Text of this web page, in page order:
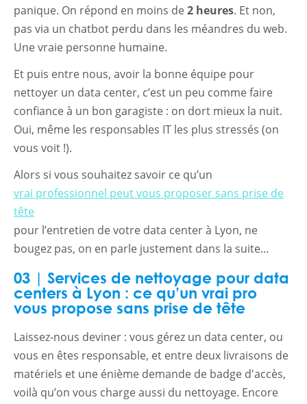
panique. On répond en moins de 2 heures. Et non,
pas via un chatbot perdu dans les méandres du web.
Une vraie personne humaine.
Et puis entre nous, avoir la bonne équipe pour
nettoyer un data center, c’est un peu comme faire
confiance à un bon garagiste : on dort mieux la nuit.
Oui, même les responsables IT les plus stressés (on
vous voit !).
Alors si vous souhaitez savoir ce qu’un
vrai professionnel peut vous proposer sans prise de
tête
pour l’entretien de votre data center à Lyon, ne
bougez pas, on en parle justement dans la suite…
03 | Services de nettoyage pour data
centers à Lyon : ce qu’un vrai pro
vous propose sans prise de tête
Laissez-nous deviner : vous gérez un data center, ou
vous en êtes responsable, et entre deux livraisons de
matériels et une énième demande de badge d'accès,
voilà qu’on vous charge aussi du nettoyage. Encore